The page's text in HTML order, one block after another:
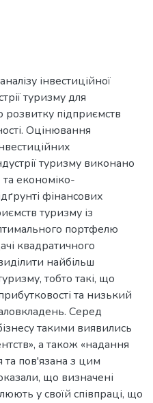
інвестиційної
туризму для
розвитку підприємств
Оцінювання
туризму виконано
економіко-
фінансових
туризму із
портфелю
квадратичного
найбільш
тобто такі, що
та низький
Серед
такими виявились
а також «надання
та пов'язана з цим
що визначені
у своїй співпраці, що